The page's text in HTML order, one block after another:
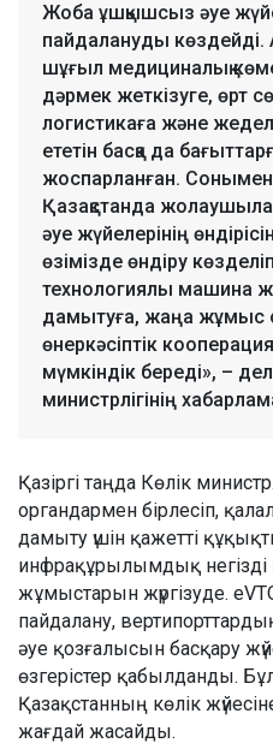
Жоба ұшқышсыз әуе
пайдалануды көздейді.
шұғыл медициналық
дәрмек жеткізуге, өрт
логистикаға және жедел
ететін басқа да
жоспарланған.
Қазақстанда
әуе жүйелерінің
өзімізде өндіру
технологиялы машина
дамытуға, жаңа жұмыс
өнеркәсіптік
мүмкіндік береді», –
министрлігінің
Қазіргі таңда Көлік
органдармен бірлесіп,
дамыту үшін қажетті
инфрақұрылымдық негізді
жұмыстарын жүргізуде.
пайдалану,
әуе қозғалысын басқару
өзгерістер қабылданды.
Қазақстанның көлік
жағдай жасайды.